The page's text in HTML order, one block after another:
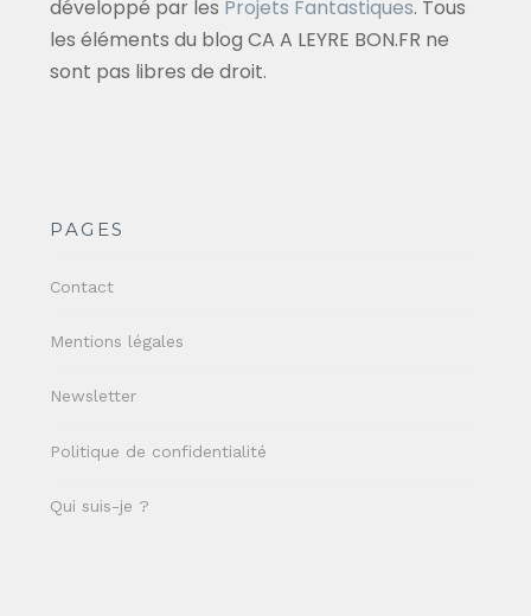
développé par les Projets Fantastiques. Tous
les éléments du blog CA A LEYRE BON.FR ne
sont pas libres de droit.
PAGES
Contact
Mentions légales
Newsletter
Politique de confidentialité
Qui suis-je ?